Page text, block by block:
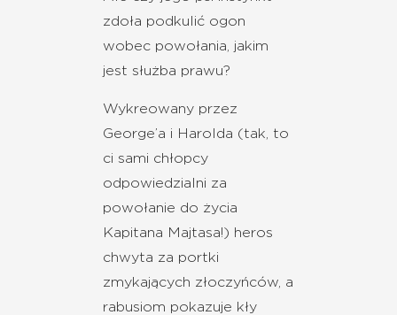
zdoła podkulić ogon
wobec powołania, jakim
jest służba prawu?
Wykreowany przez
George’a i Harolda (tak, to
ci sami chłopcy
odpowiedzialni za
powołanie do życia
Kapitana Majtasa!) heros
chwyta za portki
zmykających złoczyńców, a
rabusiom pokazuje kły